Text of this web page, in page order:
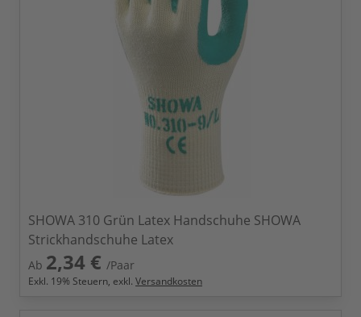
SHOWA 310 Grün Latex Handschuhe SHOWA
Strickhandschuhe Latex
Ab 2,34 € /Paar
Exkl. 19% Steuern, exkl. Versandkosten